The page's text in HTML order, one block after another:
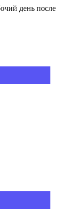
день после